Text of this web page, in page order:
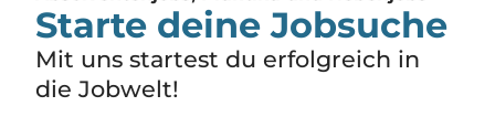
Starte deine Jobsuche
Mit uns startest du erfolgreich in
die Jobwelt!